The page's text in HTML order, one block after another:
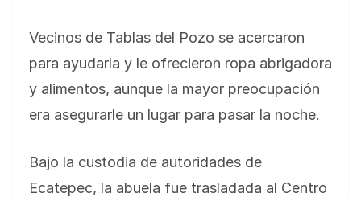
Vecinos de Tablas del Pozo se acercaron
para ayudarla y le ofrecieron ropa abrigadora
y alimentos, aunque la mayor preocupación
era asegurarle un lugar para pasar la noche.
Bajo la custodia de autoridades de
Ecatepec, la abuela fue trasladada al Centro